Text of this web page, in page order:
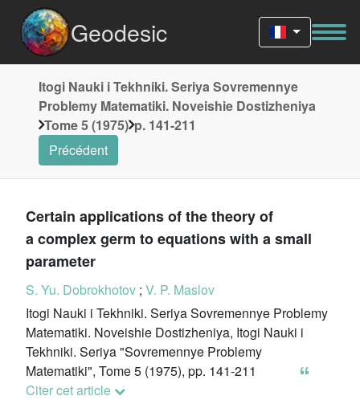
Geodesic
Itogi Nauki i Tekhniki. Seriya Sovremennye
Problemy Matematiki. Noveishie Dostizheniya
Tome 5 (1975) p. 141-211
Précédent
Certain applications of the theory of
a complex germ to equations with a small
parameter
S. Yu. Dobrokhotov ; V. P. Maslov
Itogi Nauki i Tekhniki. Seriya Sovremennye Problemy
Matematiki. Noveishie Dostizheniya, Itogi Nauki i
Tekhniki. Seriya "Sovremennye Problemy
Matematiki", Tome 5 (1975), pp. 141-211
Citer cet article